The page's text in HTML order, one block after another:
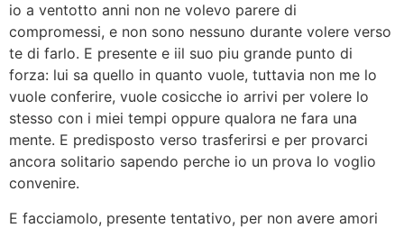
io a ventotto anni non ne volevo parere di
compromessi, e non sono nessuno durante volere verso
te di farlo. E presente e iil suo piu grande punto di
forza: lui sa quello in quanto vuole, tuttavia non me lo
vuole conferire, vuole cosicche io arrivi per volere lo
stesso con i miei tempi oppure qualora ne fara una
mente. E predisposto verso trasferirsi e per provarci
ancora solitario sapendo perche io un prova lo voglio
convenire.
E facciamolo, presente tentativo, per non avere amori